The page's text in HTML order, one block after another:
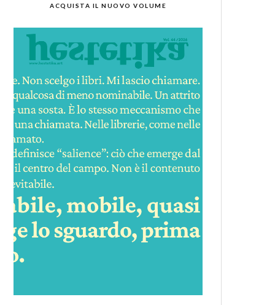
ACQUISTA IL NUOVO VOLUME